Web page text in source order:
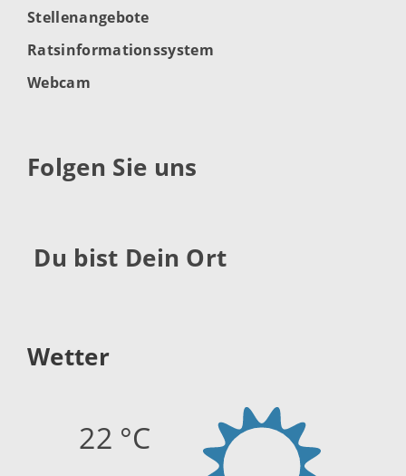
Stellenangebote
Ratsinformationssystem
Webcam
Folgen Sie uns
Du bist Dein Ort
Wetter
22 °C